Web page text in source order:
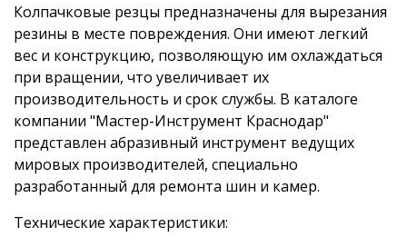
Колпачковые резцы предназначены для вырезания
резины в месте повреждения. Они имеют легкий
вес и конструкцию, позволяющую им охлаждаться
при вращении, что увеличивает их
производительность и срок службы. В каталоге
компании "Мастер-Инструмент Краснодар"
представлен абразивный инструмент ведущих
мировых производителей, специально
разработанный для ремонта шин и камер.
Технические характеристики: